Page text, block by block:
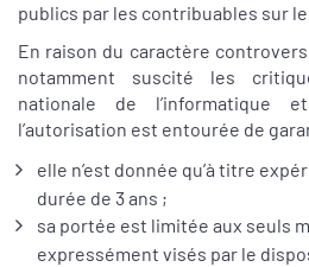
publics par les contribuables sur
En raison du caractère
notamment suscité les
nationale de l’informatique
l’autorisation est entourée de
elle n’est donnée qu’à titre
durée de 3 ans ;
sa portée est limitée aux seuls
expressément visés par le